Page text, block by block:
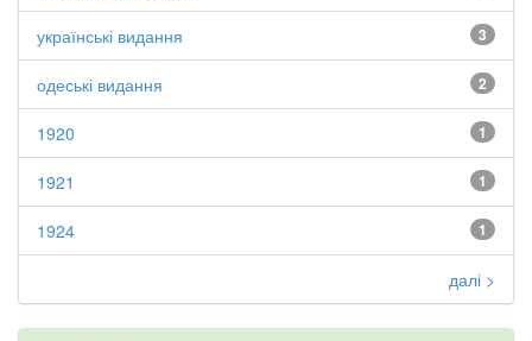
3
українські видання
2
одеські видання
1
1920
1
1921
1
1924
далі >